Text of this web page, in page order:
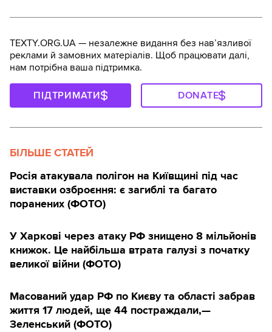
TEXTY.ORG.UA — незалежне видання без навʼязливої
реклами й замовних матеріалів. Щоб працювати далі,
нам потрібна ваша підтримка.
ПІДТРИМАТИ DONATE
БІЛЬШЕ СТАТЕЙ
Росія атакувала полігон на Київщині під час
виставки озброєння: є загиблі та багато
поранених (ФОТО)
У Харкові через атаку РФ знищено 8 мільйонів
книжок. Це найбільша втрата галузі з початку
великої війни (ФОТО)
Масований удар РФ по Києву та області забрав
життя 17 людей, ще 44 постраждали,—
Зеленський (ФОТО)